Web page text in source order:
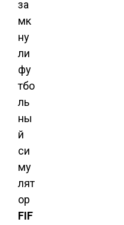
за
мк
ну
ли
фу
тбо
ль
ны
й
си
му
лят
ор
FIF